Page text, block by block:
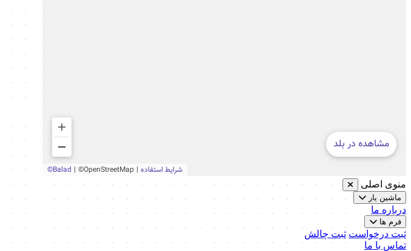
منوی اصلی
ماشین یار
درباره ما
فرم ها
ثبت درخواست ثبت چالش
تماس با ما